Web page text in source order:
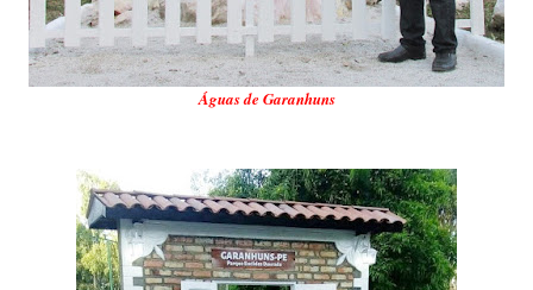
Águas de Garanhuns